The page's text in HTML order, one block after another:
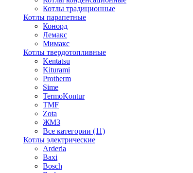
Котлы традиционные
Котлы парапетные
Конорд
Лемакс
Мимакс
Котлы твердотопливные
Kentatsu
Kiturami
Protherm
Sime
TermoKontur
TMF
Zota
ЖМЗ
Все категории (11)
Котлы электрические
Arderia
Baxi
Bosch